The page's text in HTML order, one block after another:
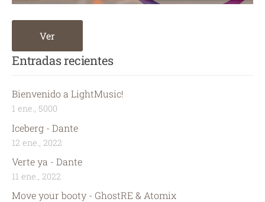
Entradas recientes
Bienvenido a LightMusic!
1 ene., 5000
Iceberg - Dante
12 ene., 2022
Verte ya - Dante
11 ene., 2022
Move your booty - GhostRE & Atomix
Ver